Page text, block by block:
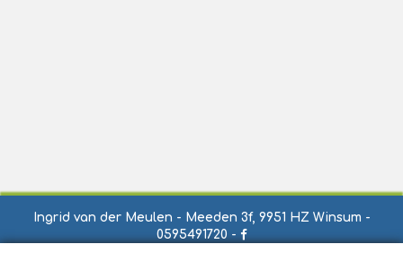
Ingrid van der Meulen - Meeden 3f, 9951 HZ Winsum -
0595491720 -